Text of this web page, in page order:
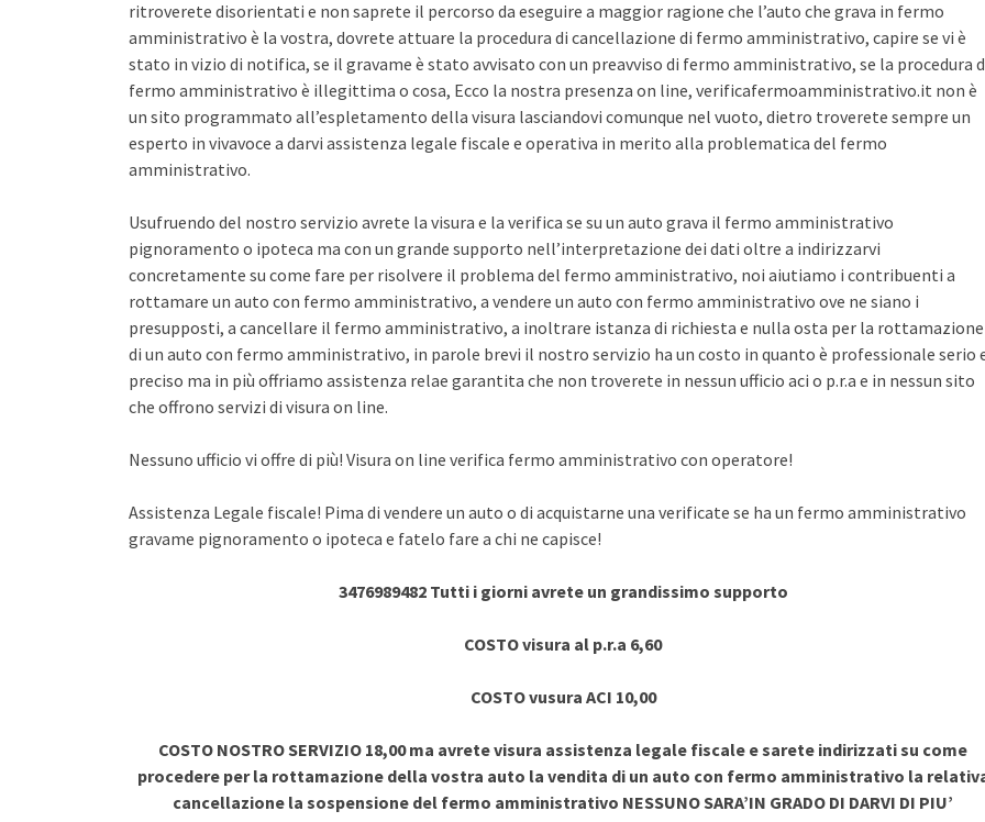
ritroverete disorientati e non saprete il percorso da eseguire a maggior ragione che l’auto che grava in fermo
amministrativo è la vostra, dovrete attuare la procedura di cancellazione di fermo amministrativo, capire se vi è
stato in vizio di notifica, se il gravame è stato avvisato con un preavviso di fermo amministrativo, se la procedura
fermo amministrativo è illegittima o cosa, Ecco la nostra presenza on line, verificafermoamministrativo.it non è
un sito programmato all’espletamento della visura lasciandovi comunque nel vuoto, dietro troverete sempre un
esperto in vivavoce a darvi assistenza legale fiscale e operativa in merito alla problematica del fermo
amministrativo.
Usufruendo del nostro servizio avrete la visura e la verifica se su un auto grava il fermo amministrativo
pignoramento o ipoteca ma con un grande supporto nell’interpretazione dei dati oltre a indirizzarvi
concretamente su come fare per risolvere il problema del fermo amministrativo, noi aiutiamo i contribuenti a
rottamare un auto con fermo amministrativo, a vendere un auto con fermo amministrativo ove ne siano i
presupposti, a cancellare il fermo amministrativo, a inoltrare istanza di richiesta e nulla osta per la rottamazione
di un auto con fermo amministrativo, in parole brevi il nostro servizio ha un costo in quanto è professionale serio
preciso ma in più offriamo assistenza relae garantita che non troverete in nessun ufficio aci o p.r.a e in nessun sito
che offrono servizi di visura on line.
Nessuno ufficio vi offre di più! Visura on line verifica fermo amministrativo con operatore!
Assistenza Legale fiscale! Pima di vendere un auto o di acquistarne una verificate se ha un fermo amministrativo
gravame pignoramento o ipoteca e fatelo fare a chi ne capisce!
3476989482 Tutti i giorni avrete un grandissimo supporto
COSTO visura al p.r.a 6,60
COSTO vusura ACI 10,00
COSTO NOSTRO SERVIZIO 18,00 ma avrete visura assistenza legale fiscale e sarete indirizzati su come
procedere per la rottamazione della vostra auto la vendita di un auto con fermo amministrativo la
cancellazione la sospensione del fermo amministrativo NESSUNO SARA’IN GRADO DI DARVI DI PIU’